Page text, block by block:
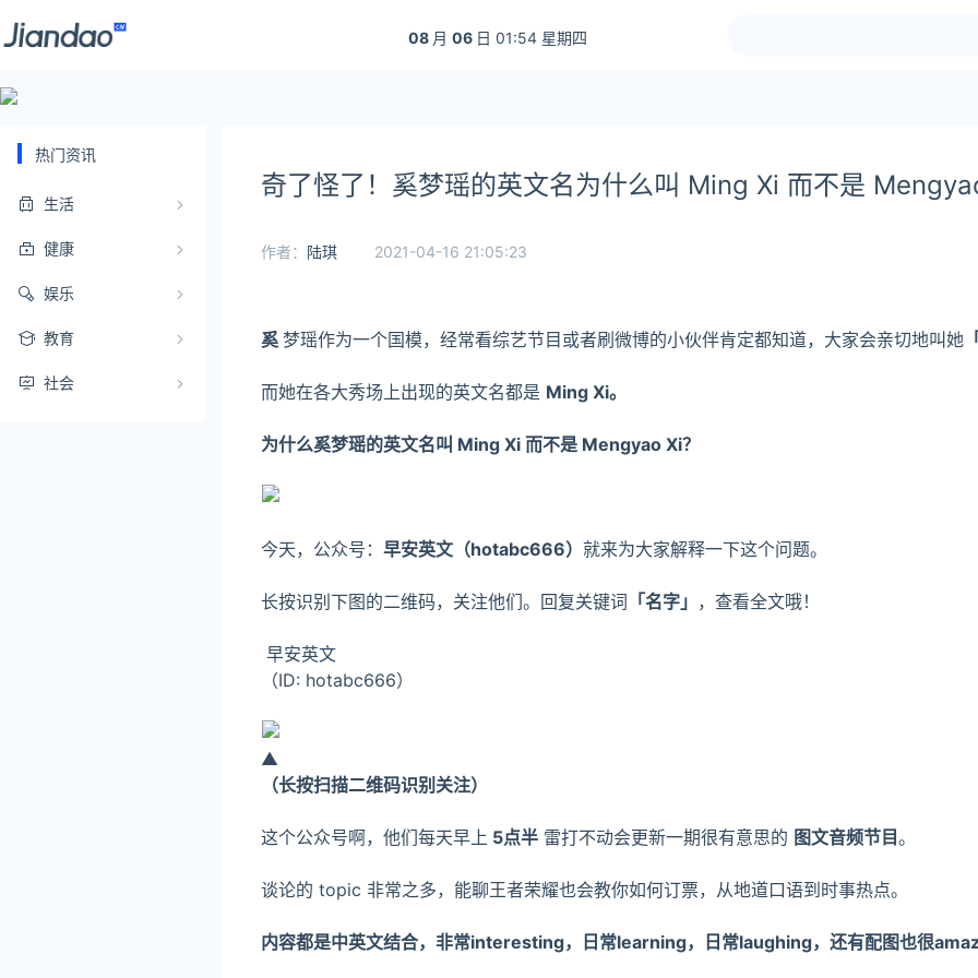
08 月 06 日 01:54 星期四
热门资讯
生活
健康
娱乐
教育
社会
奇了怪了！奚梦瑶的英文名为什么叫 Ming Xi 而不是
作者： 陆琪 2021-04-16 21:05:23
奚 梦瑶作为一个国模， 经常看综艺节目或者刷微博的小伙伴肯定都知道，大家会亲切地叫她
而她在各大秀场上出现的英文名都是 Ming Xi。
为什么奚梦瑶的英文名叫 Ming Xi 而不是 Mengyao Xi？
今天，公众号： 早安英文（hotabc666） 就来为大家解释一下这个问题。
长按识别下图的二维码，关注他们。回复关键词 「名字」 ，查看全文哦！
早安英文
（ID: hotabc666）
▲
（长按扫描二维码识别关注）
这个公众号啊，他们每天早上 5点半 雷打不动会更新一期很有意思的 图文音频节目。
谈论的 topic 非常之多，能聊王者荣耀也会教你如何订票，从地道口语到时事热点。
内容都是中英文结合，非常interesting，日常learning，日常laughing，还有配图也很